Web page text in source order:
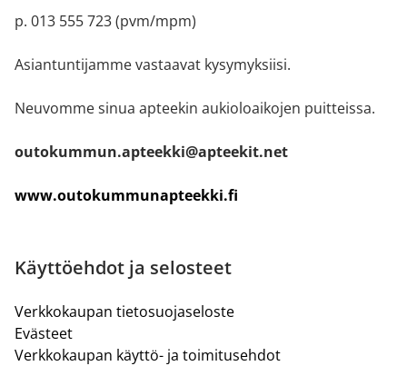
p. 013 555 723 (pvm/mpm)
Asiantuntijamme vastaavat kysymyksiisi.
Neuvomme sinua apteekin aukioloaikojen puitteissa.
outokummun.apteekki@apteekit.net
www.outokummunapteekki.fi
Käyttöehdot ja selosteet
Verkkokaupan tietosuojaseloste
Evästeet
Verkkokaupan käyttö- ja toimitusehdot